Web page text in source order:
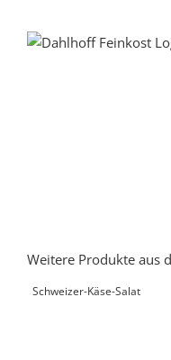
Weitere Produkte aus
Schweizer-Käse-Salat